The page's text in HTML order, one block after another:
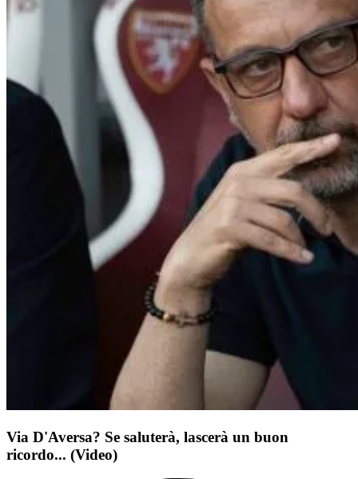
Via D'Aversa? Se saluterà, lascerà un buon
ricordo... (Video)